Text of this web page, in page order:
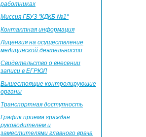
работниках
Миссия ГБУЗ "КДКБ №1"
Контактная информация
Лицензия на осуществление
медицинской деятельности
Свидетельство о внесении
записи в ЕГРЮЛ
Вышестоящие контролирующие
органы
Транспортная доступность
График приема граждан
руководителем и
заместителями главного врача